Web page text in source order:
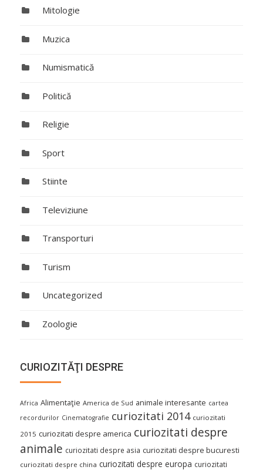
Mitologie
Muzica
Numismatică
Politică
Religie
Sport
Stiinte
Televiziune
Transporturi
Turism
Uncategorized
Zoologie
CURIOZITĂŢI DESPRE
Africa Alimentaţie America de Sud animale interesante cartea
recordurilor Cinematografie curiozitati 2014 curiozitati
2015 curiozitati despre america curiozitati despre
animale curiozitati despre asia curiozitati despre bucuresti
curiozitati despre china curiozitati despre europa curiozitati